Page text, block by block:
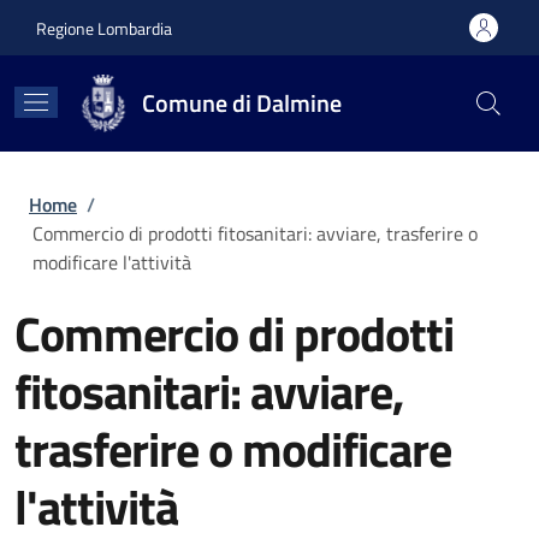
Regione Lombardia
Comune di Dalmine
Briciole di pane
Home /
Commercio di prodotti fitosanitari: avviare, trasferire o
modificare l'attività
Commercio di prodotti
fitosanitari: avviare,
trasferire o modificare
l'attività